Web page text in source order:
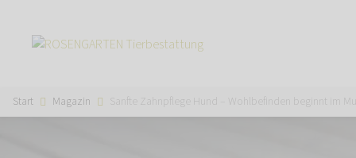
Start Magazin Sanfte Zahnpflege Hund – Wohlbefinden beginnt im